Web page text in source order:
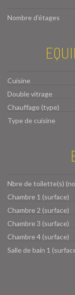
Nombre d'étages
Cuisine
Double vitrage
Chauffage (type)
Type de cuisine
Nbre de toilette(s)
Chambre 1 (surface)
Chambre 2 (surface)
Chambre 3 (surface)
Chambre 4 (surface)
Salle de bain 1